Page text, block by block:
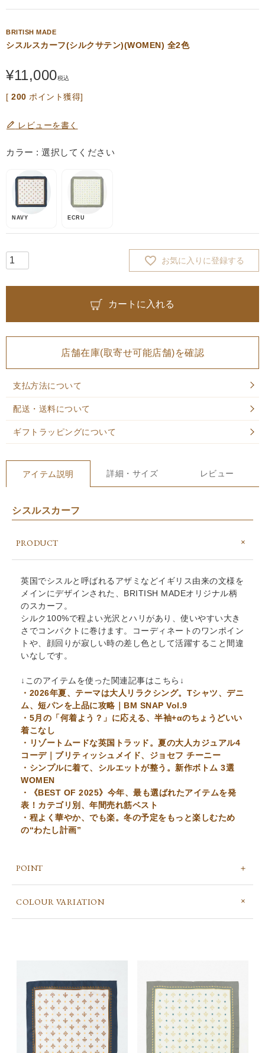
BRITISH MADE
シスルスカーフ(シルクサテン)(WOMEN) 全2色
¥11,000税込
[ 200 ポイント獲得]
レビューを書く
カラー 選択してください
NAVY ECRU
お気に入りに登録する
カートに入れる
店舗在庫(取寄せ可能店舗)を確認
支払方法について
配送・送料について
ギフトラッピングについて
アイテム説明 詳細・サイズ レビュー
シスルスカーフ
PRODUCT
英国でシスルと呼ばれるアザミなどイギリス由来の文様を
メインにデザインされた、BRITISH MADEオリジナル柄
のスカーフ。
シルク100%で程よい光沢とハリがあり、使いやすい大き
さでコンパクトに巻けます。コーディネートのワンポイン
トや、顔回りが寂しい時の差し色として活躍すること間違
いなしです。
↓このアイテムを使った関連記事はこちら↓
・2026年夏、テーマは大人リラクシング。Tシャツ、デニ
ム、短パンを上品に攻略｜BM SNAP Vol.9
・5月の「何着よう？」に応える、半袖+αのちょうどいい
着こなし
・リゾートムードな英国トラッド。夏の大人カジュアル4
コーデ｜ブリティッシュメイド、ジョセフ チーニー
・シンプルに着て、シルエットが整う。新作ボトム 3選
WOMEN
・《BEST OF 2025》今年、最も選ばれたアイテムを発
表！カテゴリ別、年間売れ筋ベスト
・程よく華やか、でも楽。冬の予定をもっと楽しむため
の“わたし計画”
POINT
COLOUR VARIATION